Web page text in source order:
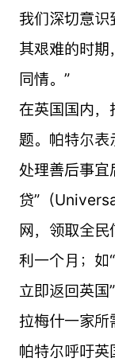
我们深切意
其艰难的时期
同情。”
在英国国内，
题。帕特尔
处理善后事宜
贷”（
网，领取全
利一个月；如
立即返回英国
拉梅什一家所
帕特尔呼吁